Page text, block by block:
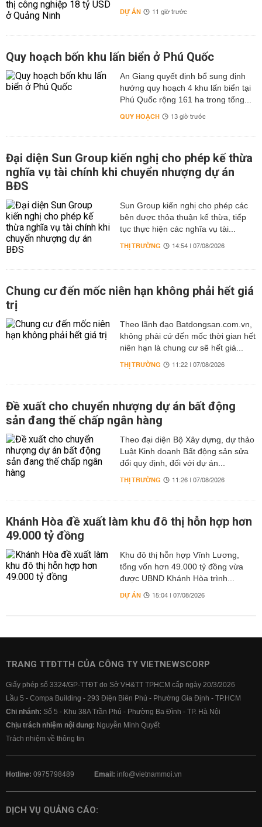
DỰ ÁN 11 giờ trước
Quy hoạch bốn khu lấn biển ở Phú Quốc
An Giang quyết định bổ sung định
hướng quy hoạch 4 khu lấn biển tại
Phú Quốc rộng 161 ha trong tổng...
QUY HOẠCH 13 giờ trước
Đại diện Sun Group kiến nghị cho phép kế thừa
nghĩa vụ tài chính khi chuyển nhượng dự án
BĐS
Sun Group kiến nghị cho phép các
bên được thỏa thuận kế thừa, tiếp
tục thực hiện các nghĩa vụ tài...
THỊ TRƯỜNG 14:54 | 07/08/2026
Chung cư đến mốc niên hạn không phải hết giá
trị
Theo lãnh đạo Batdongsan.com.vn,
không phải cứ đến mốc thời gian hết
niên hạn là chung cư sẽ hết giá...
THỊ TRƯỜNG 11:22 | 07/08/2026
Đề xuất cho chuyển nhượng dự án bất động
sản đang thế chấp ngân hàng
Theo đại diện Bộ Xây dựng, dự thảo
Luật Kinh doanh Bất động sản sửa
đổi quy định, đối với dự án...
THỊ TRƯỜNG 11:26 | 07/08/2026
Khánh Hòa đề xuất làm khu đô thị hỗn hợp hơn
49.000 tỷ đồng
Khu đô thị hỗn hợp Vĩnh Lương,
tổng vốn hơn 49.000 tỷ đồng vừa
được UBND Khánh Hòa trình...
DỰ ÁN 15:04 | 07/08/2026
TRANG TTĐTTH CỦA CÔNG TY VIETNEWSCORP
Giấy phép số 3324/GP-TTĐT do Sở VH&TT TPHCM cấp ngày 20/3/2026
Lầu 5 - Compa Building - 293 Điện Biên Phủ - Phường Gia Định - TP.HCM
Chi nhánh: Số 5 - Khu 38A Trần Phú - Phường Ba Đình - TP. Hà Nội
Chịu trách nhiệm nội dung: Nguyễn Minh Quyết
Trách nhiệm về thông tin
Hotline: 0975798489 Email: info@vietnammoi.vn
DỊCH VỤ QUẢNG CÁO: